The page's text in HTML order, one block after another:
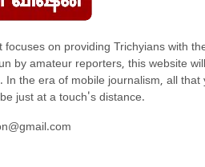
focuses on providing Trichyians with
by amateur reporters, this website
In the era of mobile journalism, all that
just at a touch's distance.